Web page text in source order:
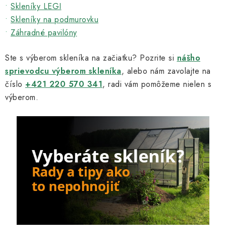
• Skleníky LEGI
• Skleníky na podmurovku
• Záhradné pavilóny
Ste s výberom skleníka na začiatku? Pozrite si nášho
sprievodcu výberom skleníka, alebo nám zavolajte na
číslo +421 220 570 341, radi vám pomôžeme nielen s
výberom.